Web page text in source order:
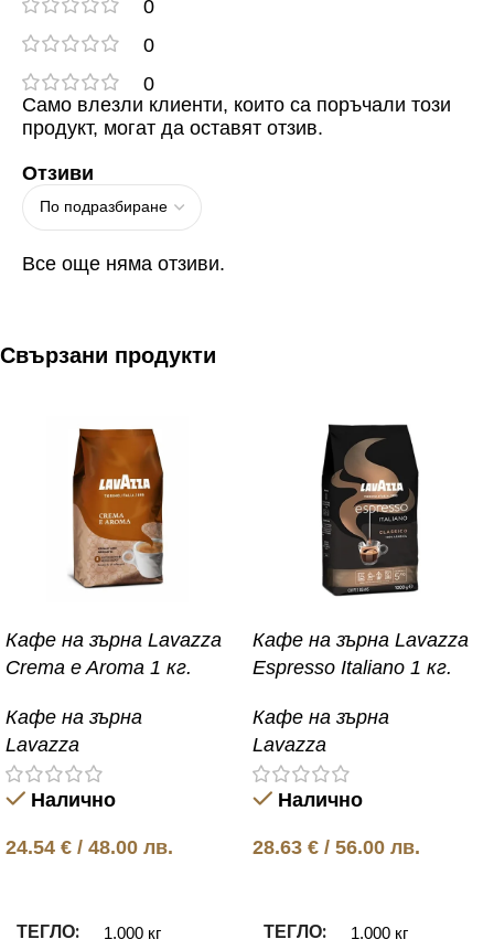
0
0
0
Отзиви
Все още няма отзиви.
Само влезли клиенти, които са поръчали този
продукт, могат да оставят отзив.
Свързани продукти
Кафе на зърна Lavazza
Crema e Aroma 1 кг.
Кафе на зърна
Lavazza
Налично
24.54 € / 48.00 лв.
ТЕГЛО 1.000 кг
Кафе на зърна Lavazza
Espresso Italiano 1 кг.
Кафе на зърна
Lavazza
Налично
28.63 € / 56.00 лв.
ТЕГЛО 1.000 кг